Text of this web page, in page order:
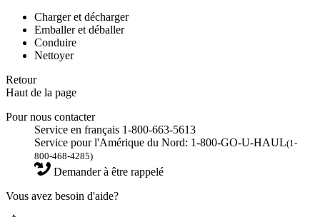
Charger et décharger
Emballer et déballer
Conduire
Nettoyer
Retour
Haut de la page
Pour nous contacter
Service en français 1-800-663-5613
Service pour l'Amérique du Nord: 1-800-GO-U-HAUL(1-
800-468-4285)
Demander à être rappelé
Vous avez besoin d'aide?